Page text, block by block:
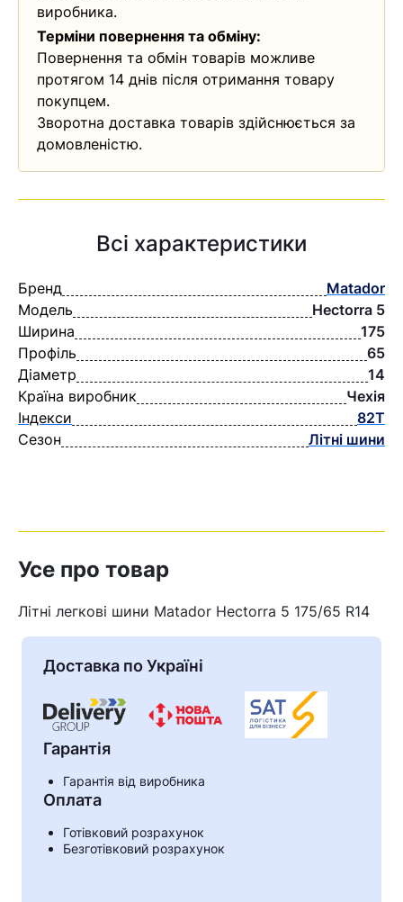
Кошик
виробника.
Терміни повернення та обміну:
Повернення та обмін товарів можливе
протягом 14 днів після отримання товару
покупцем.
Зворотна доставка товарів здійснюється за
домовленістю.
Всі характеристики
Бренд
Matador
Модель
Hectorra 5
Ширина
175
Профіль
65
Діаметр
14
Країна виробник
Чехія
Індекси
82T
Сезон
Літні шини
Усе про товар
Літні легкові шини Matador Hectorra 5 175/65 R14
Доставка по Україні
Гарантія
Гарантія від виробника
Оплата
Готівковий розрахунок
Безготівковий розрахунок